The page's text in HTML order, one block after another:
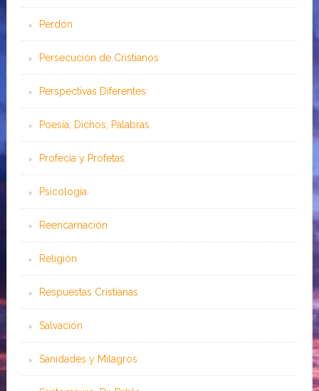
Perdón
Persecución de Cristianos
Perspectivas Diferentes
Poesía, Dichos, Palabras
Profecía y Profetas
Psicología
Reencarnación
Religión
Respuestas Cristianas
Salvación
Sanidades y Milagros